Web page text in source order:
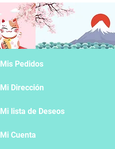
Mis Pedidos
Mi Dirección
Mi lista de Deseos
Mi Cuenta